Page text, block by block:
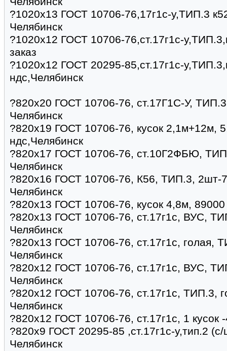
?1020х13 ГОСТ 10706-76,17г1с-у,ТИП.3
Челябинск
?1020х12 ГОСТ 10706-76,ст.17г1с-
заказ
?1020х12 ГОСТ 20295-85,ст.17г1с-
ндс,Челябинск
?820х20 ГОСТ 10706-76, ст.17Г1С-У,
Челябинск
?820х19 ГОСТ 10706-76, кусок 2,1м+12м,
ндс,Челябинск
?820х17 ГОСТ 10706-76, ст.10Г2ФБЮ,
Челябинск
?820х16 ГОСТ 10706-76, К56, ТИП.3, 2шт-
Челябинск
?820х13 ГОСТ 10706-76, кусок 4,8м,
?820х13 ГОСТ 10706-76, ст.17г1с, ВУС,
Челябинск
?820х13 ГОСТ 10706-76, ст.17г1с, голая,
Челябинск
?820х12 ГОСТ 10706-76, ст.17г1с, ВУС,
Челябинск
?820х12 ГОСТ 10706-76, ст.17г1с, ТИП.3,
Челябинск
?820х12 ГОСТ 10706-76, ст.17г1с, 1 кусок
?820x9 ГОСТ 20295-85 ,ст.17г1с-у,тип.2
Челябинск